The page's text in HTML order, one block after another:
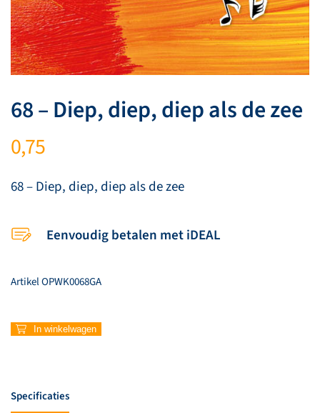
68 – Diep, diep, diep als de zee
0,75
68 – Diep, diep, diep als de zee
Eenvoudig betalen met iDEAL
ArtikelOPWK0068GA
68
diep
als
In winkelwagen
Specificaties